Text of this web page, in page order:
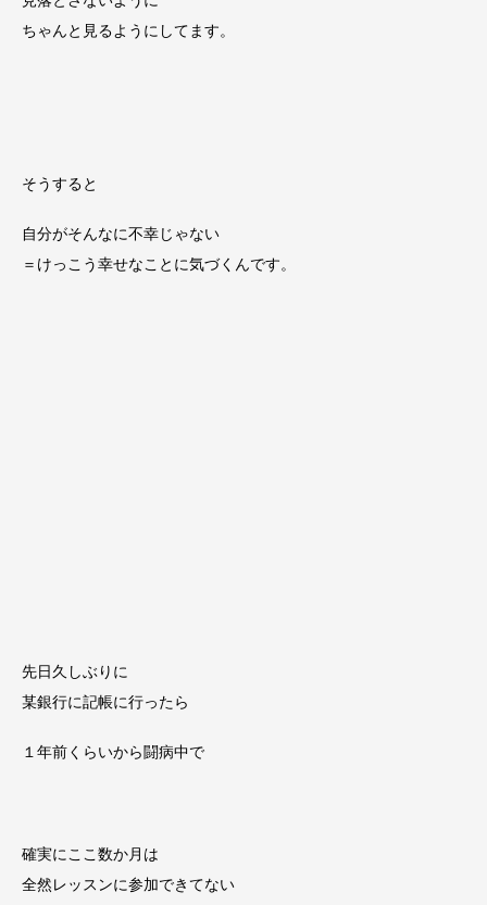
ちゃんと見るようにしてます。
そうすると
自分がそんなに不幸じゃない
＝けっこう幸せなことに気づくんです。
先日久しぶりに
某銀行に記帳に行ったら
１年前くらいから闘病中で
確実にここ数か月は
全然レッスンに参加できてない